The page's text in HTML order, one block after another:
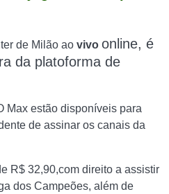
de Milão ao vivo online, é
da platoforma de
Max estão disponíveis para
de assinar os canais da
R$ 32,90,com direito a assistir
dos Campeões, além de